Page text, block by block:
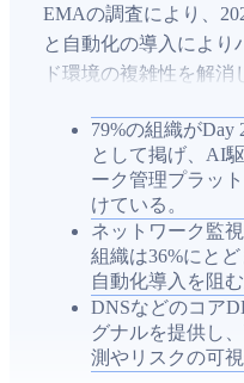
EMAの調査により、
と自動化の導入により
ド環境の複雑性を解消
いることが明らかにな
運用の自動化を最優先
クデータ（特にDNS
成功の鍵となってい
ルの断片化、クラウ
導入の障壁となってい
ットワークデータ基
ワークフロー自動化、
携を支援することで
79%の組織が
として掲げ、AI
ーク管理プラッ
けている。
ネットワーク監
組織は36%にと
自動化導入を阻
DNSなどのコア
グナルを提供し
測やリスクの可